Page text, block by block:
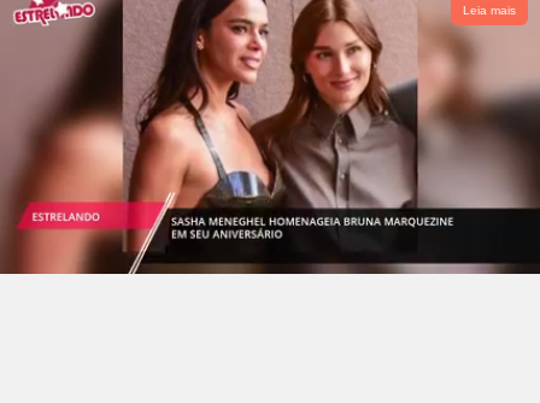
Leia mais